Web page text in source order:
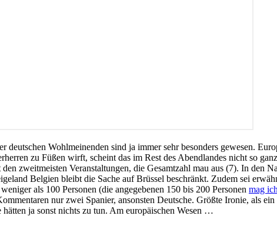
deutschen Wohlmeinenden sind ja immer sehr besonders gewesen.
zu Füßen wirft, scheint das im Rest des Abendlandes nicht so
zweitmeisten Veranstaltungen, die Gesamtzahl mau aus (7). In den
Belgien bleibt die Sache auf Brüssel beschränkt. Zudem sei
als 100 Personen (die angegebenen 150 bis 200 Personen mag
nur zwei Spanier, ansonsten Deutsche. Größte Ironie, als
hätten ja sonst nichts zu tun. Am europäischen Wesen …